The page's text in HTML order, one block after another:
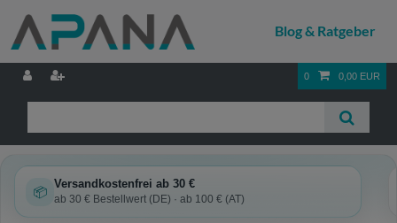
0 0,00 EUR
📦
Versandkostenfrei ab 30 €
ab 30 € Bestellwert (DE) · ab 100 € (AT)